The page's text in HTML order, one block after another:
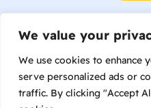
We value your
We use cookies to enhance
serve personalized ads or
traffic. By clicking "Accept
(11)